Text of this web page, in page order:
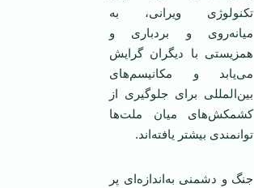
تکنولوژی ویرانی، به
میانه‌روی و بردباری و
همزیستی با دیگران گرایش
می‌یابد و مکانیسم‌های
بین‌المللی برای جلوگیری از
کشمکش‌های میان ملت‌ها
توانمندی بیشتر یافته‌اند.
جنگ و دشمنی به‌اندازه‌ای پر